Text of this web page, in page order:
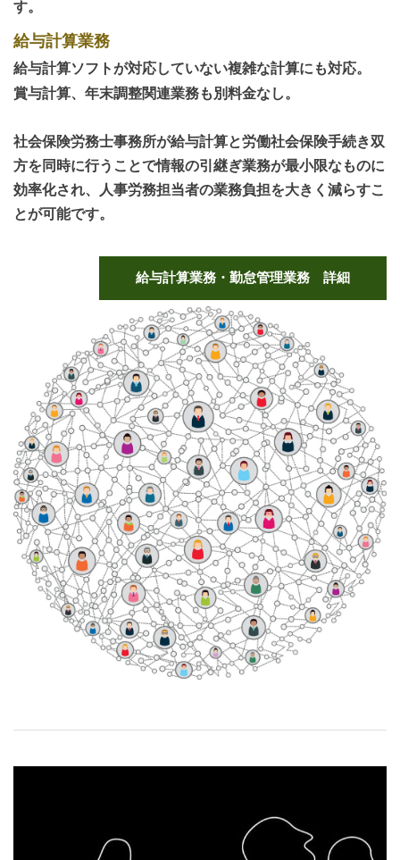
す。
給与計算業務
給与計算ソフトが対応していない複雑な計算にも対応。
賞与計算、年末調整関連業務も別料金なし​。
社会保険労務士事務所が給与計算と労働社会保険手続き双
方を同時に行うことで情報の引継ぎ業務が最小限なものに
効率化され、人事労務担当者の業務負担を大きく減らすこ
とが可能です。
給与計算業務・勤怠管理業務 詳細